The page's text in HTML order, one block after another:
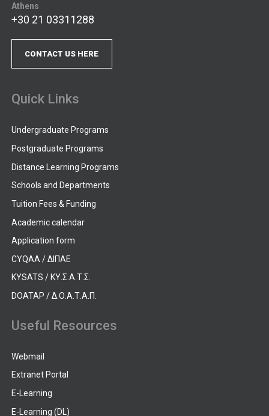
Athens
+30 21 03311288
CONTACT US HERE
Quick Links
Undergraduate Programs
Postgraduate Programs
Distance Learning Programs
Schools and Departments
Tuition Fees & Funding
Academic calendar
Application form
CYQAA / ΔΙΠΑΕ
KYSATS / ΚΥ.Σ.Α.Τ.Σ.
DOATAP / Δ.Ο.Α.Τ.Α.Π.
Useful Resources
Webmail
Extranet Portal
E-Learning
E-Learning (DL)